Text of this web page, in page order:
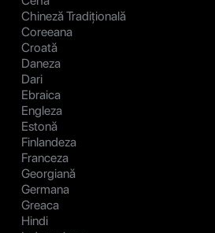
Chineză Tradițională
Coreeana
Croată
Daneza
Dari
Ebraica
Engleza
Estonă
Finlandeza
Franceza
Georgiană
Germana
Greaca
Hindi